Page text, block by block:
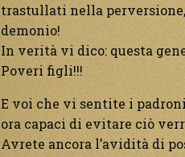
trastullati nella
demonio!
In verità vi dico: questa
Poveri figli!!!
E voi che vi sentite i
ora capaci di evitare ciò
Avrete ancora l’avidità di